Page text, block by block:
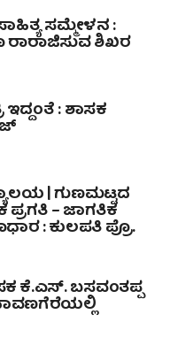
ಸಮ್ಮೇಳನ :
ರಾರಾಜಿಸುವ ಶಿಖರ
: ಶಾಸಕ
| ಗುಣಮಟ್ಟದ
– ಜಾಗತಿಕ
: ಕುಲಪತಿ ಪ್ರೊ.
ಕೆ.ಎಸ್. ಬಸವಂತಪ್ಪ